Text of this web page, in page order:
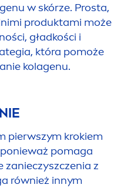
w skórze. Prosta,
produktami może
gładkości i
która pomoże
kolagenu.
pierwszym krokiem
pomaga
zanieczyszczenia z
również innym